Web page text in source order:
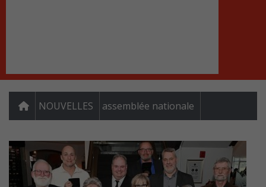
NOUVELLES assemblée nationale